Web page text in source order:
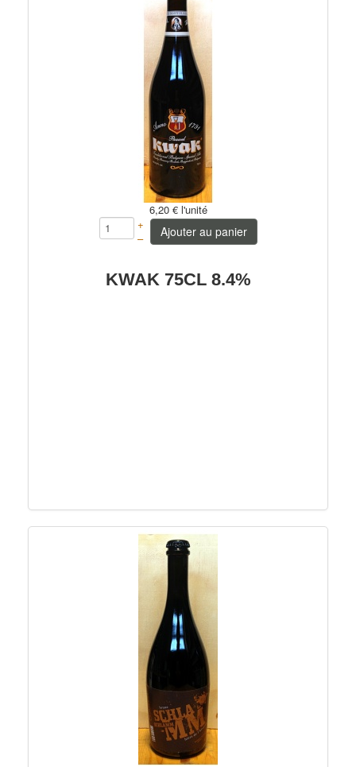
6,20 € l'unité
+
–
Ajouter au panier
KWAK 75CL 8.4%